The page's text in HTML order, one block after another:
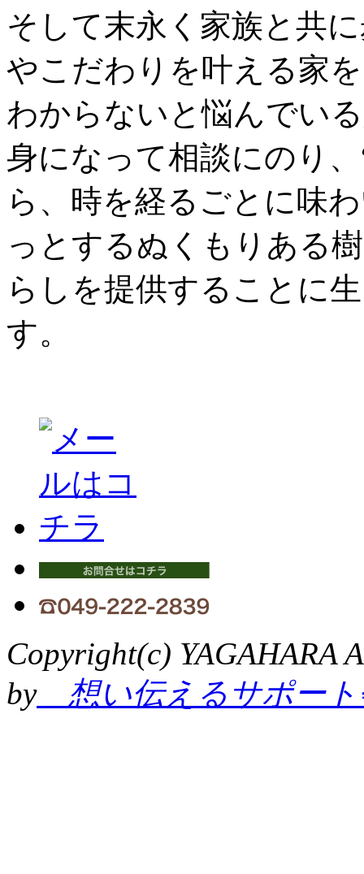
そして末永く家族と共
やこだわりを叶える家
わからないと悩んでい
身になって相談にのり
ら、時を経るごとに味
っとするぬくもりある
らしを提供することに
す。
Copyright(c) YAGAHARA
by想い伝えるサポート